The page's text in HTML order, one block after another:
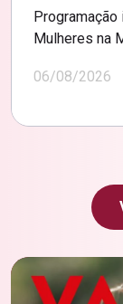
Mulheres na
06/08/2026